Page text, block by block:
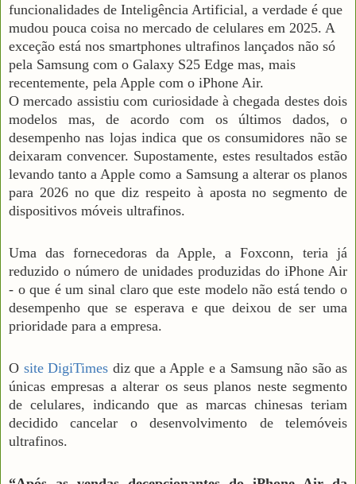
funcionalidades de Inteligência Artificial, a verdade é que
mudou pouca coisa no mercado de celulares em 2025. A
exceção está nos smartphones ultrafinos lançados não só
pela Samsung com o Galaxy S25 Edge mas, mais
recentemente, pela Apple com o iPhone Air.
O mercado assistiu com curiosidade à chegada destes dois
modelos mas, de acordo com os últimos dados, o
desempenho nas lojas indica que os consumidores não se
deixaram convencer. Supostamente, estes resultados estão
levando tanto a Apple como a Samsung a alterar os planos
para 2026 no que diz respeito à aposta no segmento de
dispositivos móveis ultrafinos.
Uma das fornecedoras da Apple, a Foxconn, teria já
reduzido o número de unidades produzidas do iPhone Air
- o que é um sinal claro que este modelo não está tendo o
desempenho que se esperava e que deixou de ser uma
prioridade para a empresa.
O site DigiTimes diz que a Apple e a Samsung não são as
únicas empresas a alterar os seus planos neste segmento
de celulares, indicando que as marcas chinesas teriam
decidido cancelar o desenvolvimento de telemóveis
ultrafinos.